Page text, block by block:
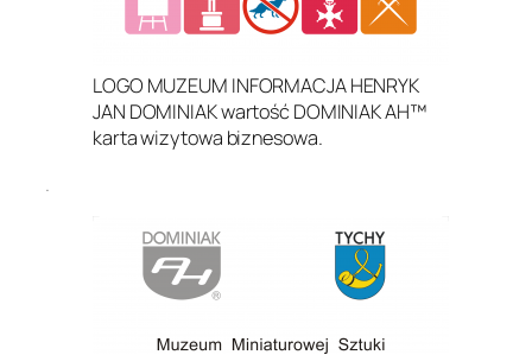
LOGO MUZEUM INFORMACJA HENRYK
JAN DOMINIAK wartość DOMINIAK AH™
karta wizytowa biznesowa.
.